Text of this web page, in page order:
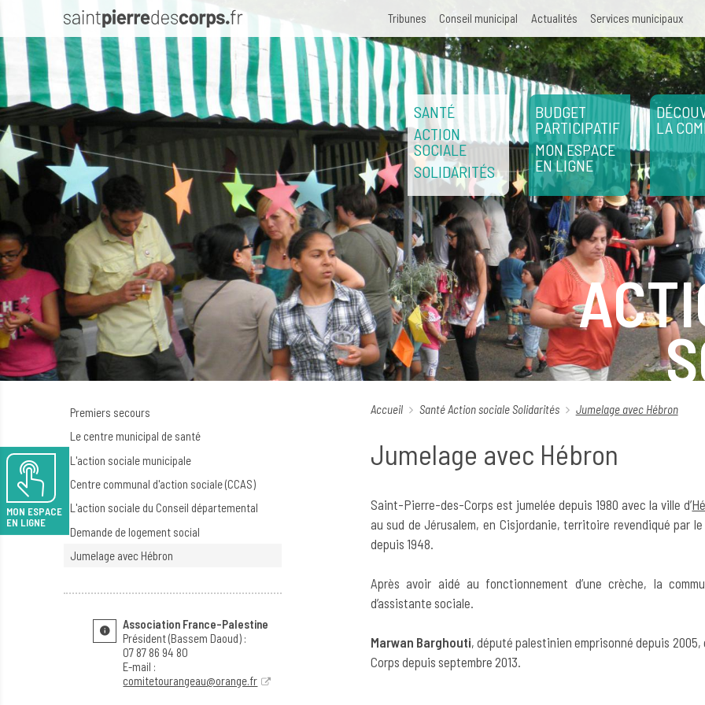
Aller au contenu principal
Tribunes Conseil municipal Actualités Services municipaux
SANTÉ
ACTION
SOCIALE
SOLIDARITÉS
BUDGET
PARTICIPATIF
MON ESPACE
EN LIGNE
LA
Premiers secours
Le centre municipal de santé
L'action sociale municipale
Centre communal d'action sociale (CCAS)
L'action sociale du Conseil départemental
Demande de logement social
Jumelage avec Hébron
Association France-Palestine
Président (Bassem Daoud) :
07 87 86 94 80
E-mail :
comitetourangeau@orange.fr
Accueil SantéAction socialeSolidarités Jumelage avec Hébron
Jumelage avec Hébron
Saint-Pierre-des-Corps est jumelée depuis 1980 avec la ville d’
au sud de Jérusalem, en Cisjordanie, territoire revendiqué par
depuis 1948.
Après avoir aidé au fonctionnement d’une crèche, la
d’assistante sociale.
Marwan Barghouti, député palestinien emprisonné depuis
Corps depuis septembre 2013.
MON ESPACE
EN LIGNE